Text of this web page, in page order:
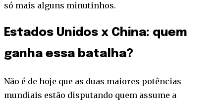
só mais alguns minutinhos.
Estados Unidos x China: quem
ganha essa batalha?
Não é de hoje que as duas maiores potências
mundiais estão disputando quem assume a